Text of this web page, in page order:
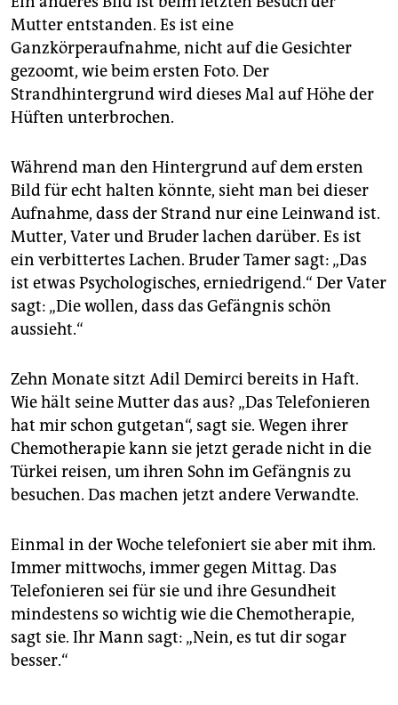
Mutter entstanden. Es ist eine
Ganzkörperaufnahme, nicht auf die Gesichter
gezoomt, wie beim ersten Foto. Der
Strandhintergrund wird dieses Mal auf Höhe der
Hüften unterbrochen.
Während man den Hintergrund auf dem ersten
Bild für echt halten könnte, sieht man bei dieser
Aufnahme, dass der Strand nur eine Leinwand ist.
Mutter, Vater und Bruder lachen darüber. Es ist
ein verbittertes Lachen. Bruder Tamer sagt: „Das
ist etwas Psychologisches, erniedrigend.“ Der Vater
sagt: „Die wollen, dass das Gefängnis schön
aussieht.“
Zehn Monate sitzt Adil Demirci bereits in Haft.
Wie hält seine Mutter das aus? „Das Telefonieren
hat mir schon gutgetan“, sagt sie. Wegen ihrer
Chemotherapie kann sie jetzt gerade nicht in die
Türkei reisen, um ihren Sohn im Gefängnis zu
besuchen. Das machen jetzt andere Verwandte.
Einmal in der Woche telefoniert sie aber mit ihm.
Immer mittwochs, immer gegen Mittag. Das
Telefonieren sei für sie und ihre Gesundheit
mindestens so wichtig wie die Chemotherapie,
sagt sie. Ihr Mann sagt: „Nein, es tut dir sogar
besser.“